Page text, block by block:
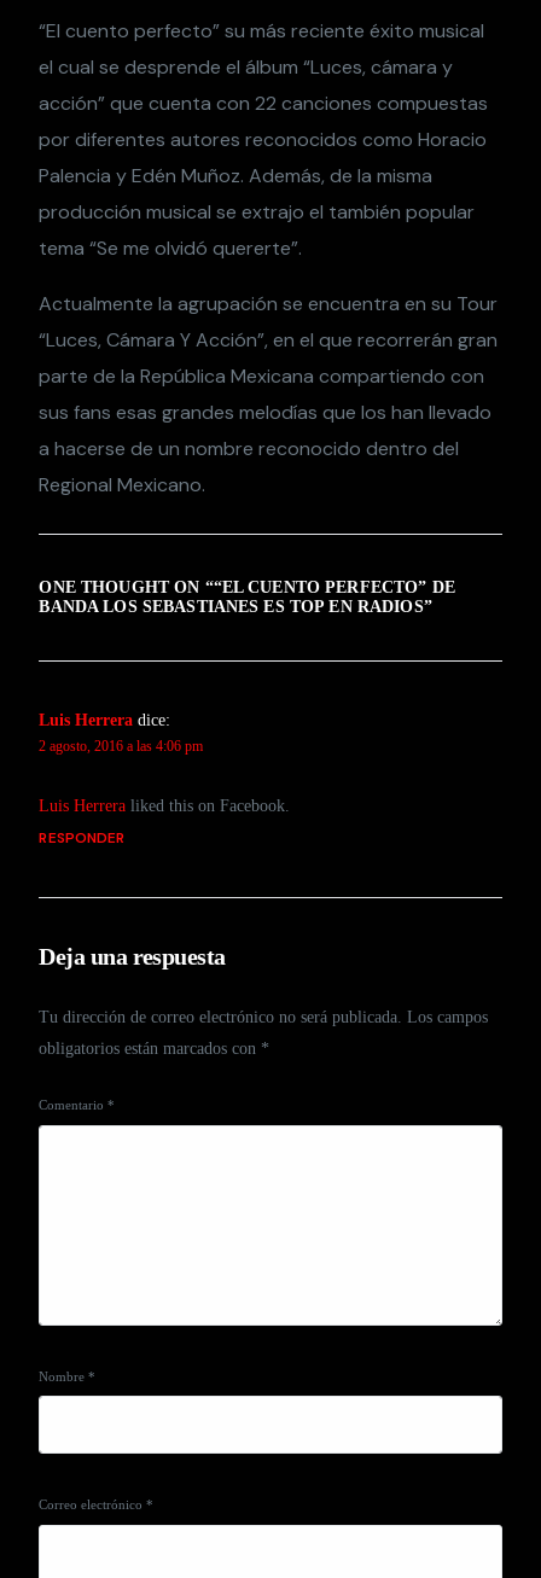
“El cuento perfecto” su más reciente éxito musical
el cual se desprende el álbum “Luces, cámara y
acción” que cuenta con 22 canciones compuestas
por diferentes autores reconocidos como Horacio
Palencia y Edén Muñoz. Además, de la misma
producción musical se extrajo el también popular
tema “Se me olvidó quererte”.
Actualmente la agrupación se encuentra en su Tour
“Luces, Cámara Y Acción”, en el que recorrerán gran
parte de la República Mexicana compartiendo con
sus fans esas grandes melodías que los han llevado
a hacerse de un nombre reconocido dentro del
Regional Mexicano.
ONE THOUGHT ON ““EL CUENTO PERFECTO” DE
BANDA LOS SEBASTIANES ES TOP EN RADIOS”
Luis Herrera dice:
2 agosto, 2016 a las 4:06 pm
Luis Herrera liked this on Facebook.
RESPONDER
Deja una respuesta
Tu dirección de correo electrónico no será publicada. Los campos
obligatorios están marcados con *
Comentario*
Nombre*
Correo electrónico*